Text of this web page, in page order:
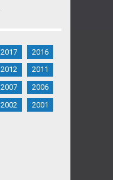
2017
2016
2012
2011
2007
2006
2002 2001